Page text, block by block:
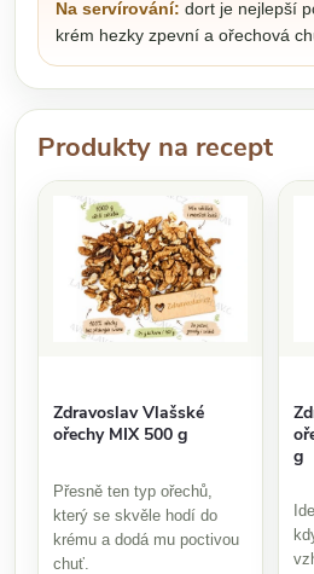
Na servírování: dort je nejlepší
krém hezky zpevní a ořechová
Produkty na recept
Zdravoslav Vlašské
ořechy MIX 500 g
Přesně ten typ ořechů,
který se skvěle hodí do
krému a dodá mu poctivou
chuť.
g